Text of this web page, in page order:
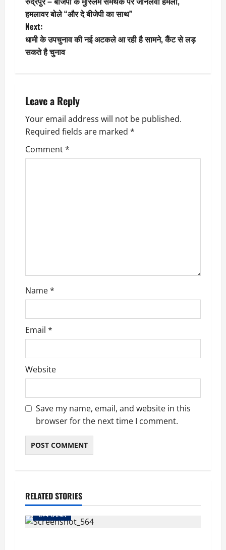
o
s
t
a
v
i
g
हमलावर बोले “और दे बीजेपी का साथ”
Next:
धामी के उपचुनाव की नई अटकले आ रही है सामने, कैंट से लड़
सकते है चुनाव
Leave a Reply
Your email address will not be published.
Required fields are marked *
Comment*
Name*
Email *
Website
Save my name, email, and website in this
browser for the next time I comment.
RELATED STORIES
राज्य समाचार